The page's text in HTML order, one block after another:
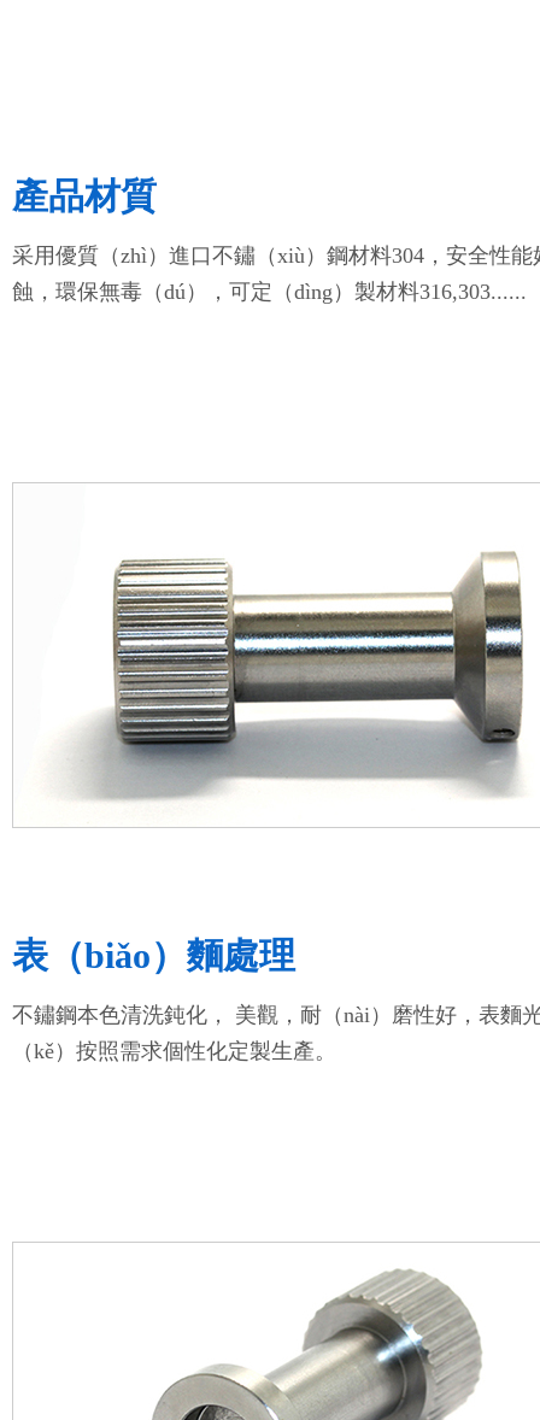
產品材質
采用優質（zhì）進口不鏽（xiù）鋼材料304，安全性
蝕，環保無毒（dú），可定（dìng）製材料316,303......
表（biǎo）麵處理
不鏽鋼本色清洗鈍化， 美觀，耐（nài）磨性好，表麵
（kě）按照需求個性化定製生產。